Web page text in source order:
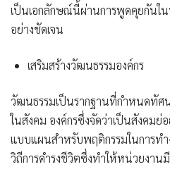
เป็นเอกลักษณ์นี้ผ่านการพูดคุยกันใ
อย่างชัดเจน
เสริมสร้างวัฒนธรรมองค์กร
วัฒนธรรมเป็นรากฐานที่กำหนดทั
ในสังคม องค์กรซึ่งจัดว่าเป็นสังคม
แบบแผนสำหรับพฤติกรรมในการทำ
วิถีการดำรงชีวิตซึ่งทำให้หน่วยงาน